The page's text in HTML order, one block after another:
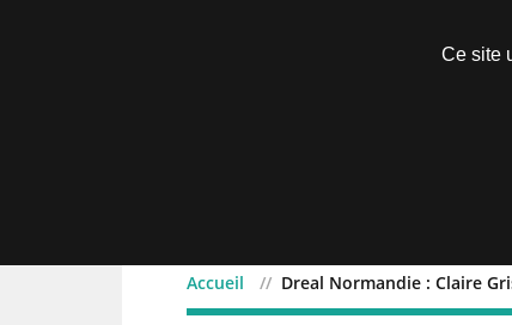
Accueil Dreal Normandie : Claire
Dreal Normandie :
Ce site